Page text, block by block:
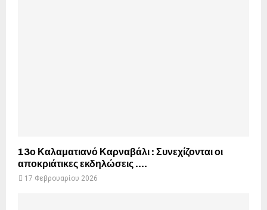
13ο Καλαματιανό Καρναβάλι : Συνεχίζονται οι
αποκριάτικες εκδηλώσεις ….
17 Φεβρουαρίου 2026